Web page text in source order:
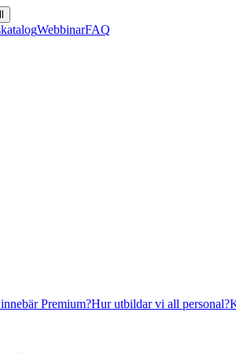
WebbinarFAQ
Premium?Hur utbildar vi all personal?